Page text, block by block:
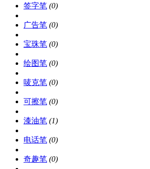
签字笔 (0)
广告笔 (0)
宝珠笔 (0)
绘图笔 (0)
唛克笔 (0)
可擦笔 (0)
漆油笔 (1)
电话笔 (0)
奇趣笔 (0)